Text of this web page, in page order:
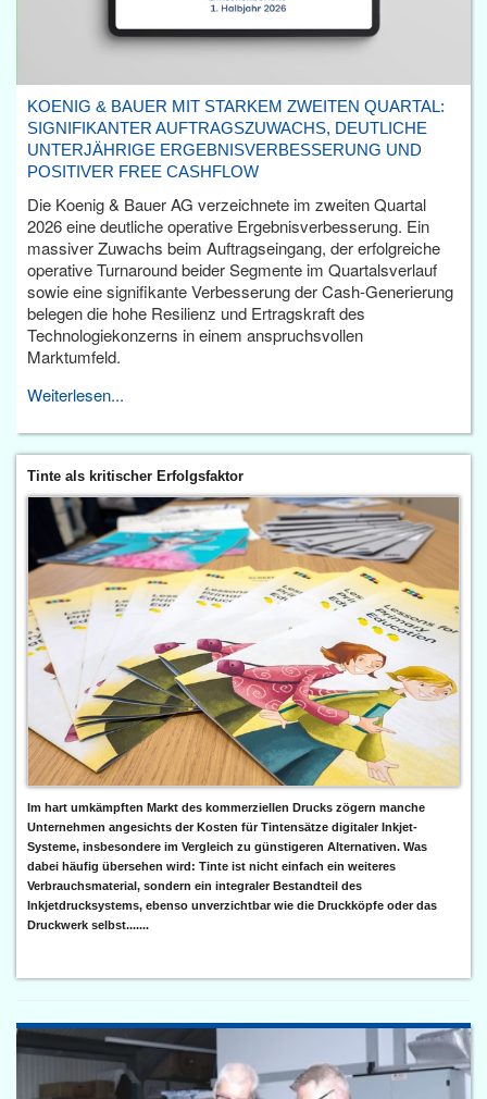
KOENIG & BAUER MIT STARKEM ZWEITEN QUARTAL:
SIGNIFIKANTER AUFTRAGSZUWACHS, DEUTLICHE
UNTERJÄHRIGE ERGEBNISVERBESSERUNG UND
POSITIVER FREE CASHFLOW
Die Koenig & Bauer AG verzeichnete im zweiten Quartal
2026 eine deutliche operative Ergebnisverbesserung. Ein
massiver Zuwachs beim Auftragseingang, der erfolgreiche
operative Turnaround beider Segmente im Quartalsverlauf
sowie eine signifikante Verbesserung der Cash-Generierung
belegen die hohe Resilienz und Ertragskraft des
Technologiekonzerns in einem anspruchsvollen
Marktumfeld.
Weiterlesen...
Tinte als kritischer Erfolgsfaktor
Im hart umkämpften Markt des kommerziellen Drucks zögern manche
Unternehmen angesichts der Kosten für Tintensätze digitaler Inkjet-
Systeme, insbesondere im Vergleich zu günstigeren Alternativen. Was
dabei häufig übersehen wird: Tinte ist nicht einfach ein weiteres
Verbrauchsmaterial, sondern ein integraler Bestandteil des
Inkjetdrucksystems, ebenso unverzichtbar wie die Druckköpfe oder das
Druckwerk selbst.......